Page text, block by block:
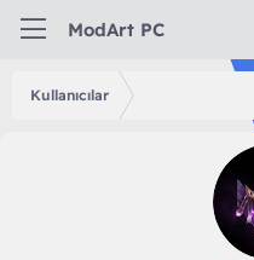
ModArt PC
Kullanıcılar